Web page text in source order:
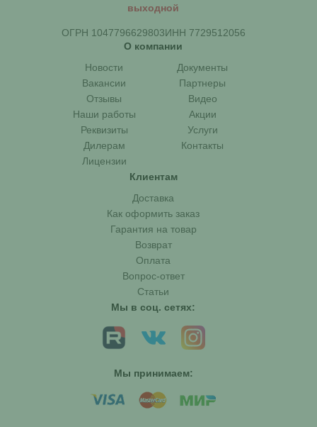
выходной
ОГРН 1047796629803ИНН 7729512056
О компании
Новости
Документы
Вакансии
Партнеры
Отзывы
Видео
Наши работы
Акции
Реквизиты
Услуги
Дилерам
Контакты
Лицензии
Клиентам
Доставка
Как оформить заказ
Гарантия на товар
Возврат
Оплата
Вопрос-ответ
Статьи
Мы в соц. сетях:
Мы принимаем: